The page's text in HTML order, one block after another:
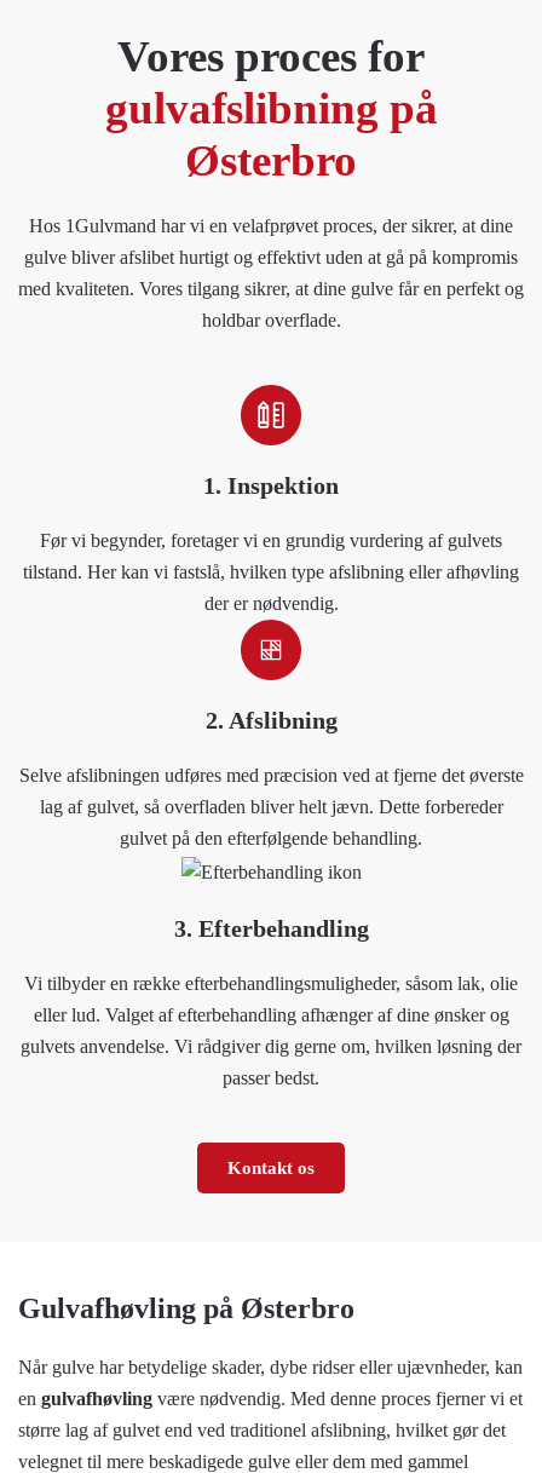
Vores proces for
gulvafslibning på
Østerbro
Hos 1Gulvmand har vi en velafprøvet proces, der sikrer, at dine
gulve bliver afslibet hurtigt og effektivt uden at gå på kompromis
med kvaliteten. Vores tilgang sikrer, at dine gulve får en perfekt og
holdbar overflade.
1. Inspektion
Før vi begynder, foretager vi en grundig vurdering af gulvets
tilstand. Her kan vi fastslå, hvilken type afslibning eller afhøvling
der er nødvendig.
2. Afslibning
Selve afslibningen udføres med præcision ved at fjerne det øverste
lag af gulvet, så overfladen bliver helt jævn. Dette forbereder
gulvet på den efterfølgende behandling.
3. Efterbehandling
Vi tilbyder en række efterbehandlingsmuligheder, såsom lak, olie
eller lud. Valget af efterbehandling afhænger af dine ønsker og
gulvets anvendelse. Vi rådgiver dig gerne om, hvilken løsning der
passer bedst.
Kontakt os
Gulvafhøvling på Østerbro
Når gulve har betydelige skader, dybe ridser eller ujævnheder, kan
en gulvafhøvling være nødvendig. Med denne proces fjerner vi et
større lag af gulvet end ved traditionel afslibning, hvilket gør det
velegnet til mere beskadigede gulve eller dem med gammel